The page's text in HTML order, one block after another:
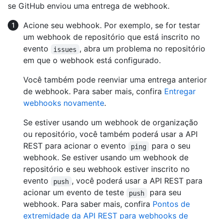
se GitHub enviou uma entrega de webhook.
Acione seu webhook. Por exemplo, se for testar
um webhook de repositório que está inscrito no
evento
issues , abra um problema no repositório
em que o webhook está configurado.
Você também pode reenviar uma entrega anterior
de webhook. Para saber mais, confira Entregar
webhooks novamente.
Se estiver usando um webhook de organização
ou repositório, você também poderá usar a API
REST para acionar o evento
ping
para o seu
webhook. Se estiver usando um webhook de
repositório e seu webhook estiver inscrito no
evento
push , você poderá usar a API REST para
acionar um evento de teste
push
para seu
webhook. Para saber mais, confira Pontos de
extremidade da API REST para webhooks de